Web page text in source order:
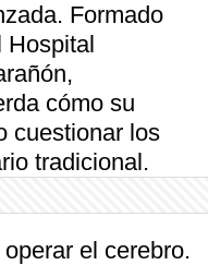
Formado
Hospital
cómo su
cuestionar los
tradicional.
el cerebro.